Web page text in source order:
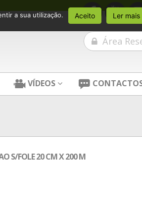
Área
VÍDEOS
S/FOLE 20 CM X 200 M
a sua utilização. Aceito Ler mais